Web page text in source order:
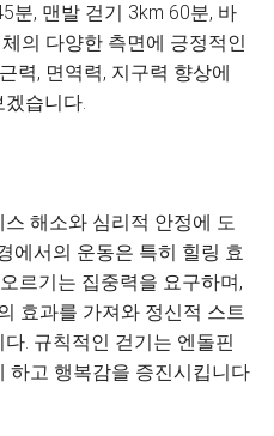
분, 맨발 걷기 3km 60분, 바
의 다양한 측면에 긍정적인
력, 면역력, 지구력 향상에
습니다.
해소와 심리적 안정에 도
에서의 운동은 특히 힐링 효
르기는 집중력을 요구하며,
효과를 가져와 정신적 스트
. 규칙적인 걷기는 엔돌핀
하고 행복감을 증진시킵니다